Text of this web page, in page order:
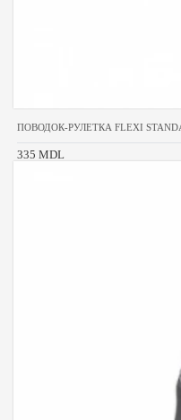
ПОВОДОК-РУЛЕТКА FLEXI
335 MDL